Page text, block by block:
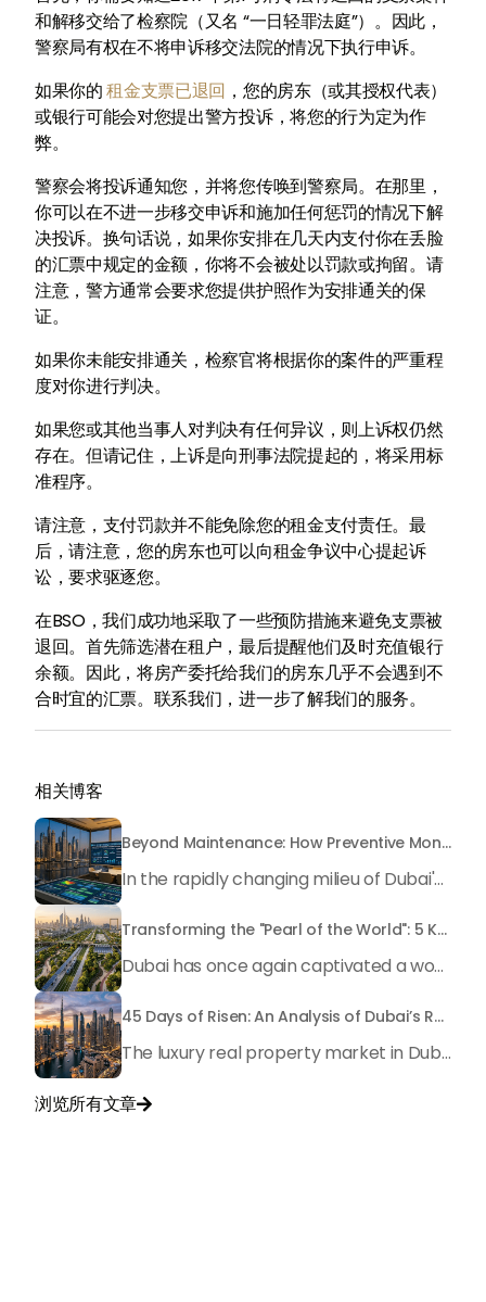
和解移交给了检察院（又名 “一日轻罪法庭”）。因此，
警察局有权在不将申诉移交法院的情况下执行申诉。
如果你的租金支票已退回 ，您的房东（或其授权代表）
或银行可能会对您提出警方投诉，将您的行为定为作
弊。
警察会将投诉通知您，并将您传唤到警察局。在那里，
你可以在不进一步移交申诉和施加任何惩罚的情况下解
决投诉。换句话说，如果你安排在几天内支付你在丢脸
的汇票中规定的金额，你将不会被处以罚款或拘留。请
注意，警方通常会要求您提供护照作为安排通关的保
证。
如果你未能安排通关，检察官将根据你的案件的严重程
度对你进行判决。
如果您或其他当事人对判决有任何异议，则上诉权仍然
存在。但请记住，上诉是向刑事法院提起的，将采用标
准程序。
请注意，支付罚款并不能免除您的租金支付责任。最
后，请注意，您的房东也可以向租金争议中心提起诉
讼，要求驱逐您。
在BSO，我们成功地采取了一些预防措施来避免支票被
退回。首先筛选潜在租户，最后提醒他们及时充值银行
余额。因此，将房产委托给我们的房东几乎不会遇到不
合时宜的汇票。联系我们，进一步了解我们的服务。
相关博客
Beyond Maintenance: How Preventive Money Governance is Transforming Dubai Real Estate
In the rapidly changing milieu of Dubai's real estate sector, the year 2026 has triggered a substantial change in baggage handling practices. We have progressed beyond time when asset handling is simply a matter of "repairing leaks" or "accumulating bills". Currently, prudent businesses, builders and residents expect a more enhanced priority: preventive money governance.
Transforming the "Pearl of the World": 5 Key Projects Shaping Dubai's Future in 2026
Dubai has once again captivated a worldwide target audience with several groundbreaking mega-works that redefine the boundaries of engineering, sustainability and urban living. As we progress to May 2026, these ventures are evolving from bold ideas into concrete realities, cementing Dubai’s role as a worldwide leader in innovation and smart metropolitan development. From the depths of the ocean to the heights of the skyline, here's a complete examination of 5 massive projects that could currently make the emirate work again.
45 Days of Risen: An Analysis of Dubai’s Remarkable Growth in Ultra-Luxury Real Estate
The luxury real property market in Dubai is experiencing a remarkable upward push, strengthening its position as the leading worldwide hub for high-internet value investors. By the end of April 2026, the market has proven formidable resilience and growth, fueled by a blend of world-class infrastructure, strategic financial policies and a remarkable way of life worldwide Presented below is a complete analysis of the contemporary state of the ultra-luxury sector in Dubai, and the number one factors contributing to this historic momentum.
浏览所有文章